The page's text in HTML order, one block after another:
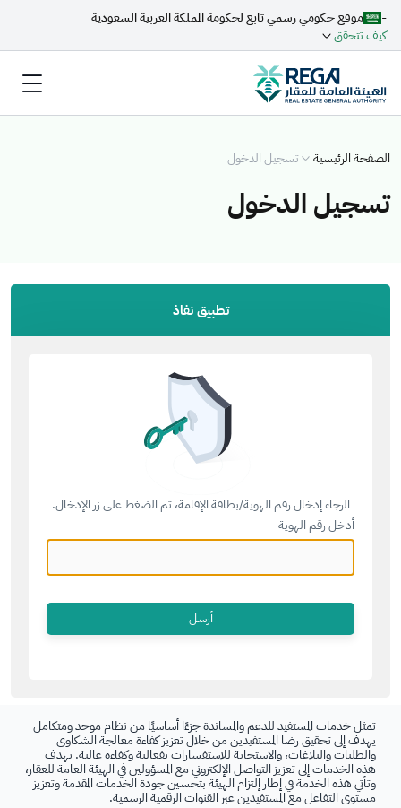
-
موقع حكومي رسمي تابع لحكومة المملكة العربية السعودية
كيف تتحقق
الصفحة الرئيسية تسجيل الدخول
تسجيل الدخول
تطبيق نفاذ
الرجاء إدخال رقم الهوية/بطاقة الإقامة، ثم الضغط على زر الإدخال.
أدخل رقم الهوية
تمثل خدمات المستفيد للدعم والمساندة جزءًا أساسيًا من نظام موحد ومتكامل
يهدف إلى تحقيق رضا المستفيدين من خلال تعزيز كفاءة معالجة الشكاوى
والطلبات والبلاغات، والاستجابة للاستفسارات بفعالية وكفاءة عالية. تهدف
هذه الخدمات إلى تعزيز التواصل الإلكتروني مع المسؤولين في الهيئة العامة للعقار،
وتأتي هذه الخدمة في إطار إلتزام الهيئة بتحسين جودة الخدمات المقدمة وتعزيز
مستوى التفاعل مع المستفيدين عبر القنوات الرقمية الرسمية.